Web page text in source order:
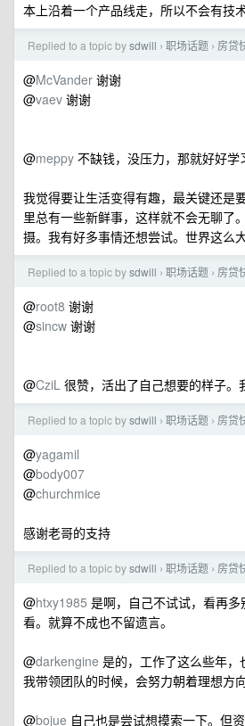
本上沿着一个产品线走，所以不会有技
Replied to a topic bysdwill › 职场话题 › 房贷
@McVander 谢谢
@vaev 谢谢
@meppy 不缺钱，没压力，那就好好学
我觉得要让生活变得有趣，最关键还是
里总有一些新鲜事，这样就不会无聊了
摄。我有好多事情还想尝试。世界这么
Replied to a topic bysdwill › 职场话题 › 房贷
@root8 谢谢
@sincw 谢谢
@CziL 很赞，活出了自己想要的样子
Replied to a topic bysdwill › 职场话题 › 房贷
@yagamil
@body007
@churchmice
感谢老哥的支持
Replied to a topic bysdwill › 职场话题 › 房贷
@htxy1985 是啊，自己不试试，看再
看。就算不成也不留遗言。
@darkengine 是的，工作了这么些年
我带领团队的时候，会努力朝着理想方
@bojue 自己也是尝试想摸索一下。但